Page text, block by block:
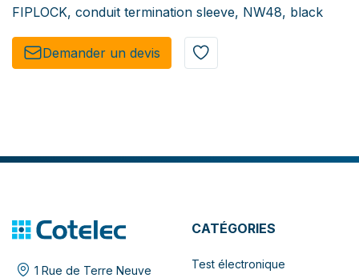
FIPLOCK, conduit termination sleeve, NW48, black
Demander un de​​vis​​
1 Rue de Terre Neuve
CATÉGORIES
Test électronique